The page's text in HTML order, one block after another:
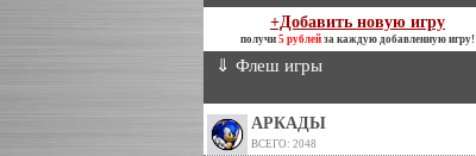
+Добавить новую игру
получи 5 рублей за каждую добавленную игру!
⇓ Флеш игры
АРКАДЫ
ВСЕГО: 2048